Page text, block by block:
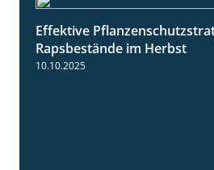
Effektive
Rapsbestände im Herbst
10.10.2025